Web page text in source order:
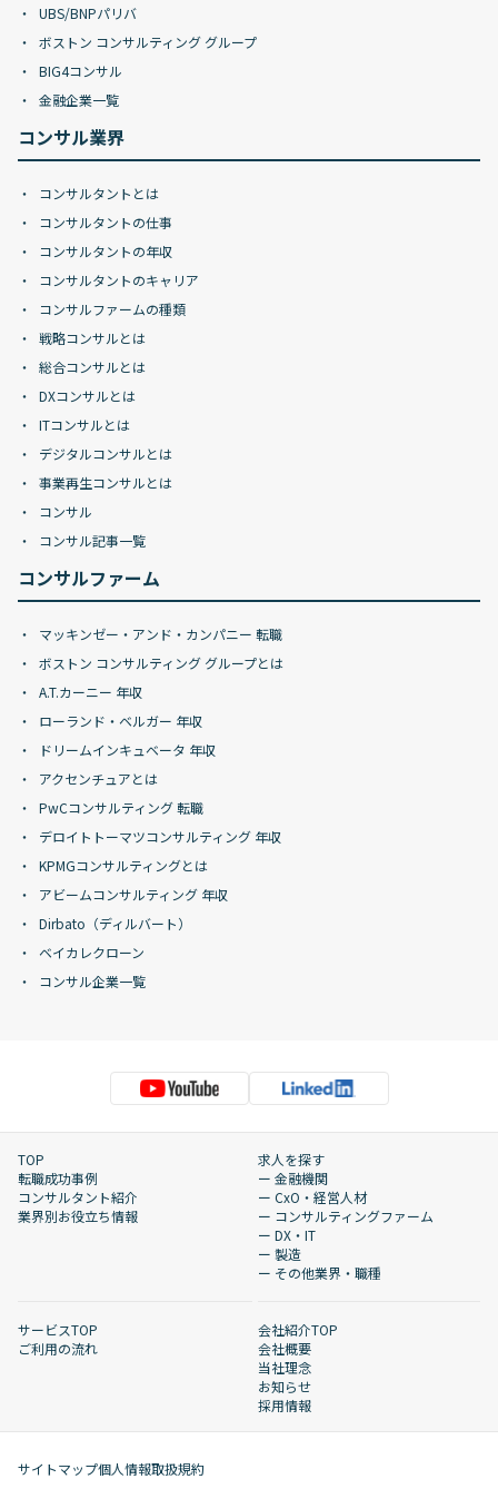
UBS/BNPパリバ
ボストン コンサルティング グループ
BIG4コンサル
金融企業一覧
コンサル業界
コンサルタントとは
コンサルタントの仕事
コンサルタントの年収
コンサルタントのキャリア
コンサルファームの種類
戦略コンサルとは
総合コンサルとは
DXコンサルとは
ITコンサルとは
デジタルコンサルとは
事業再生コンサルとは
コンサル
コンサル記事一覧
コンサルファーム
マッキンゼー・アンド・カンパニー 転職
ボストン コンサルティング グループとは
A.T.カーニー 年収
ローランド・ベルガー 年収
ドリームインキュベータ 年収
アクセンチュアとは
PwCコンサルティング 転職
デロイトトーマツコンサルティング 年収
KPMGコンサルティングとは
アビームコンサルティング 年収
Dirbato（ディルバート）
ベイカレクローン
コンサル企業一覧
TOP
転職成功事例
コンサルタント紹介
業界別お役立ち情報
求人を探す
ー 金融機関
ー CxO・経営人材
ー コンサルティングファーム
ー DX・IT
ー 製造
ー その他業界・職種
サービスTOP
ご利用の流れ
会社紹介TOP
会社概要
当社理念
お知らせ
採用情報
サイトマップ個人情報取扱規約